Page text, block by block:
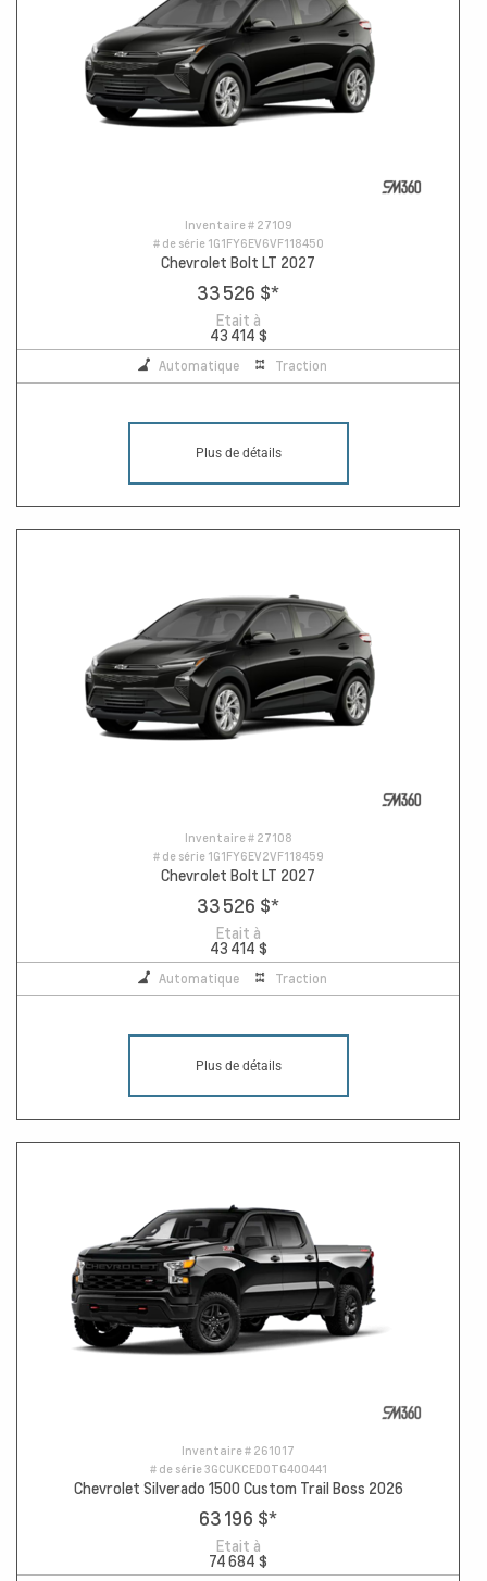
Inventaire # 27109
# de série 1G1FY6EV6VF118450
Chevrolet Bolt LT 2027
33 526 $*
Etait à
43 414 $
Automatique Traction
Plus de détails
Inventaire # 27108
# de série 1G1FY6EV2VF118459
Chevrolet Bolt LT 2027
33 526 $*
Etait à
43 414 $
Automatique Traction
Plus de détails
Inventaire # 261017
# de série3GCUKCED0TG400441
Chevrolet Silverado 1500 Custom Trail Boss 2026
63 196 $*
Etait à
74 684 $